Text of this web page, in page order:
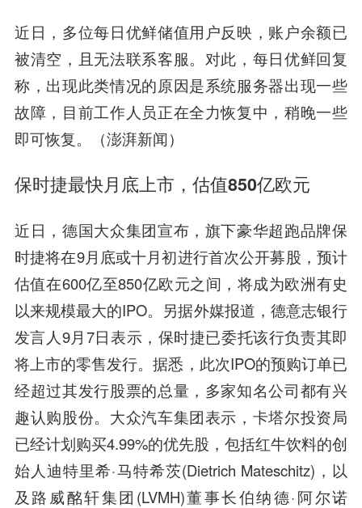
近日，多位每日优鲜储值用户反映，账户余额已
被清空，且无法联系客服。对此，每日优鲜回复
称，出现此类情况的原因是系统服务器出现一些
故障，目前工作人员正在全力恢复中，稍晚一些
即可恢复。（澎湃新闻）
保时捷最快月底上市，估值850亿欧元
近日，德国大众集团宣布，旗下豪华超跑品牌保
时捷将在9月底或十月初进行首次公开募股，预计
估值在600亿至850亿欧元之间，将成为欧洲有史
以来规模最大的IPO。另据外媒报道，德意志银行
发言人9月7日表示，保时捷已委托该行负责其即
将上市的零售发行。据悉，此次IPO的预购订单已
经超过其发行股票的总量，多家知名公司都有兴
趣认购股份。大众汽车集团表示，卡塔尔投资局
已经计划购买4.99%的优先股，包括红牛饮料的创
始人迪特里希·马特希茨(Dietrich Mateschitz)，以
及路威酩轩集团(LVMH)董事长伯纳德·阿尔诺